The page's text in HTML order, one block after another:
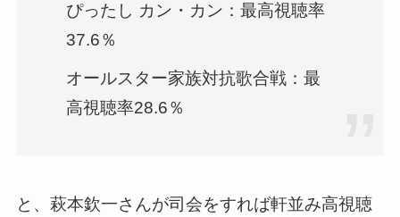
ぴったし カン・カン：最高視聴率
37.6％
オールスター家族対抗歌合戦：最
高視聴率28.6％
と、萩本欽一さんが司会をすれば軒並み高視聴